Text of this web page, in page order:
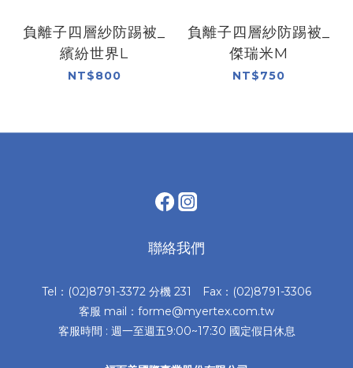
負離子四層紗防踢被_
繽紛世界L
NT$800
負離子四層紗防踢被_
傑瑞米M
NT$750
聯絡我們
Tel：(02)8791-3372 分機 231 Fax：(02)8791-3306
客服 mail：forme@myertex.com.tw
客服時間 : 週一至週五9:00~17:30 國定假日休息